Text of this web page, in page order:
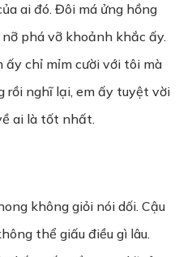
ai đó. Đôi má ửng hồng
phá vỡ khoảnh khắc ấy.
ấy chỉ mỉm cười với tôi mà
rồi nghĩ lại, em ấy tuyệt vời
ai là tốt nhất.
không giỏi nói dối. Cậu
thể giấu điều gì lâu.